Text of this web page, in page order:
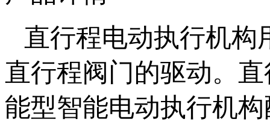
直行程电动执行机构
直行程阀门的驱动
能型智能电动执行机构